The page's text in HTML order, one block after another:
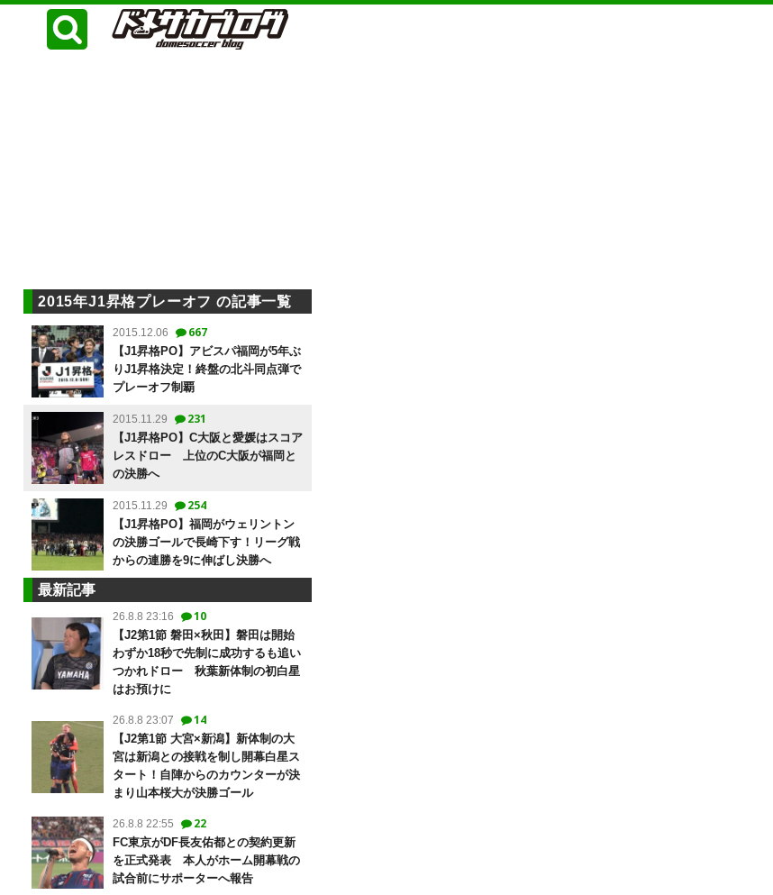
2015年J1昇格プレーオフ の記事一覧
2015.12.06 667
【J1昇格PO】アビスパ福岡が5年ぶ
りJ1昇格決定！終盤の北斗同点弾で
プレーオフ制覇
2015.11.29 231
【J1昇格PO】C大阪と愛媛はスコア
レスドロー 上位のC大阪が福岡と
の決勝へ
2015.11.29 254
【J1昇格PO】福岡がウェリントン
の決勝ゴールで長崎下す！リーグ戦
からの連勝を9に伸ばし決勝へ
最新記事
26.8.8 23:16 10
【J2第1節 磐田×秋田】磐田は開始
わずか18秒で先制に成功するも追い
つかれドロー 秋葉新体制の初白星
はお預けに
26.8.8 23:07 14
【J2第1節 大宮×新潟】新体制の大
宮は新潟との接戦を制し開幕白星ス
タート！自陣からのカウンターが決
まり山本桜大が決勝ゴール
26.8.8 22:55 22
FC東京がDF長友佑都との契約更新
を正式発表 本人がホーム開幕戦の
試合前にサポーターへ報告